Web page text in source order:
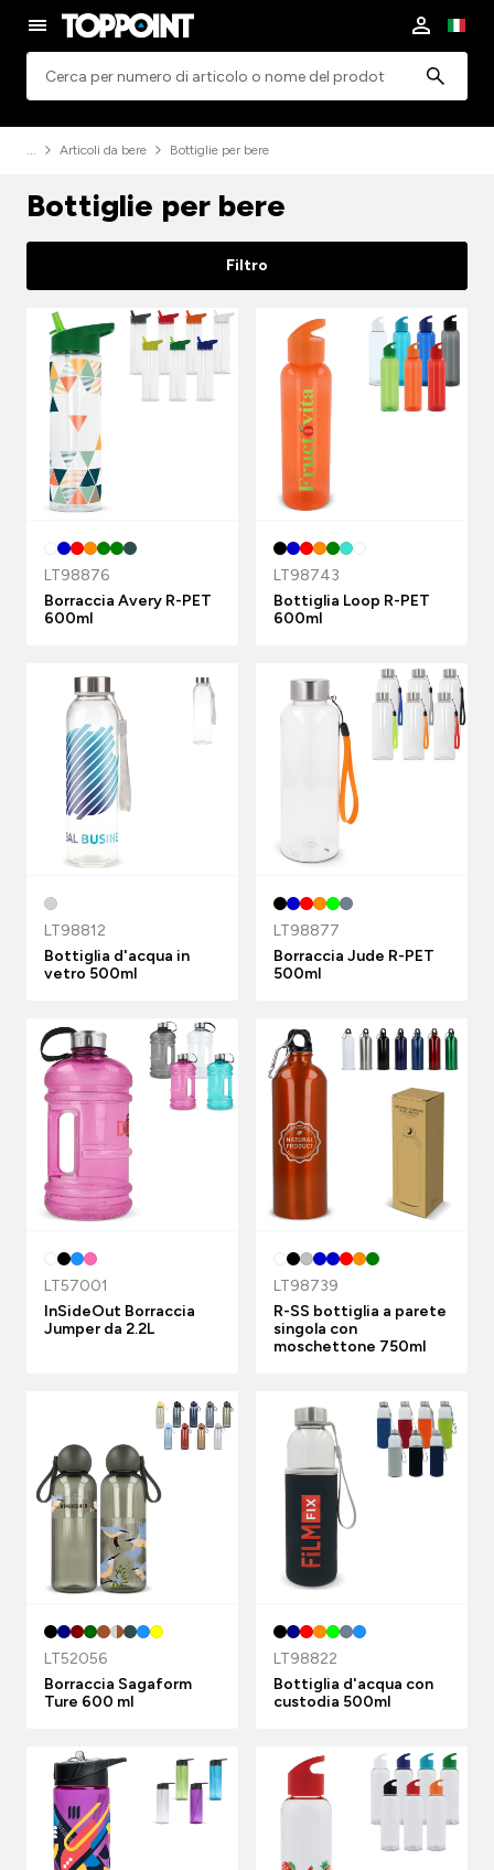
Articoli da bere Bottiglie per bere
Bottiglie per bere
Filtro
LT98876
Borraccia Avery R-PET
600ml
LT98743
Bottiglia Loop R-PET
600ml
LT98812
Bottiglia d'acqua in
vetro 500ml
LT98877
Borraccia Jude R-PET
500ml
LT57001
InSideOut Borraccia
Jumper da 2.2L
LT98739
R-SS bottiglia a parete
singola con
moschettone 750ml
LT52056
Borraccia Sagaform
Ture 600 ml
LT98822
Bottiglia d'acqua con
custodia 500ml